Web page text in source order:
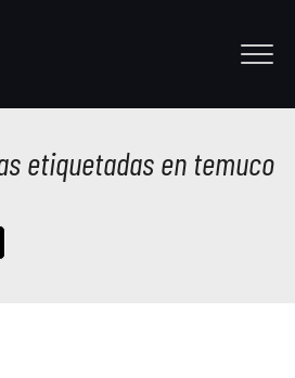
etiquetadas en temuco